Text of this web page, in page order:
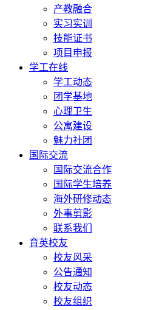
产教融合
实习实训
技能证书
项目申报
学工在线
学工动态
团学基地
心理卫生
公寓建设
魅力社团
国际交流
国际交流合作
国际学生培养
海外研修动态
外事剪影
联系我们
育英校友
校友风采
公告通知
校友动态
校友组织